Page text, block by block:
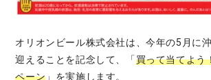
オリオンビール株式会社は、今年の5月に
迎えることを記念して、「買って当てよう
ペーン 」を実施します。